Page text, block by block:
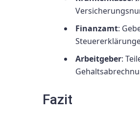
Finanzamt:
Arbeitgeber:
Fazit